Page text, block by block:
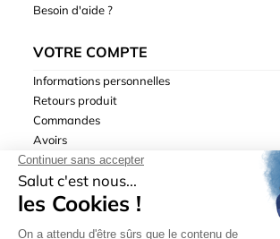
Besoin d'aide ?
VOTRE COMPTE
Informations personnelles
Retours produit
Commandes
Avoirs
Adresses
Bons de réduction